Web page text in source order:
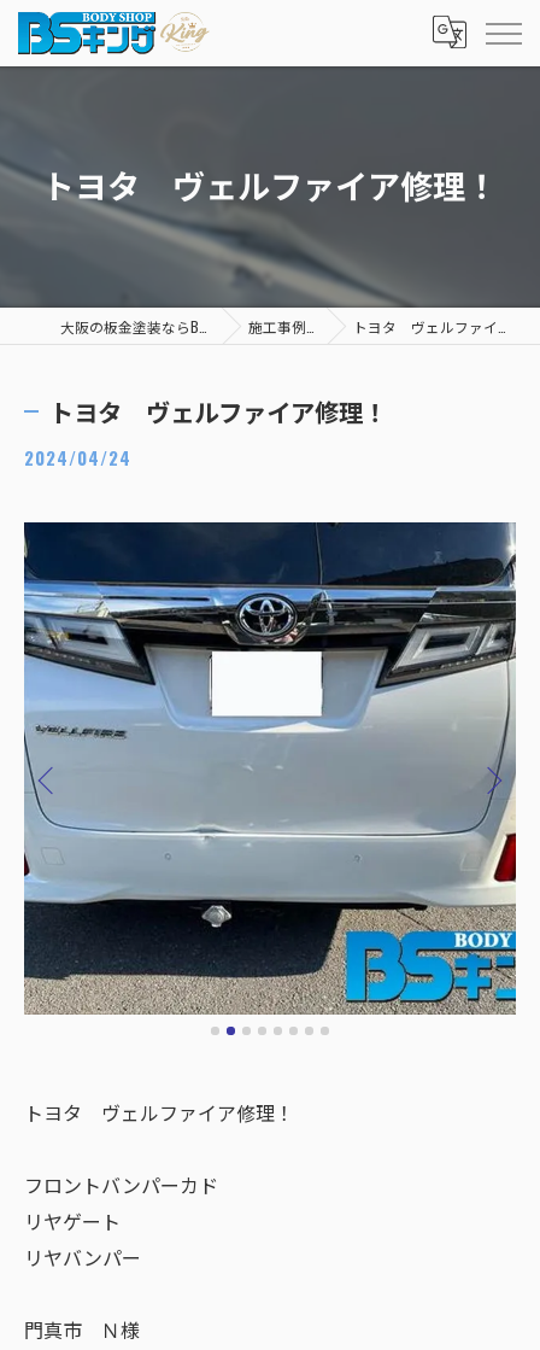
トヨタ ヴェルファイア修理！
施工事例一覧 トヨタ ヴェルファイア修理！
トヨタ ヴェルファイア修理！
2024/04/24
トヨタ ヴェルファイア修理！
フロントバンパーカド
リヤゲート
リヤバンパー
門真市 Ｎ様